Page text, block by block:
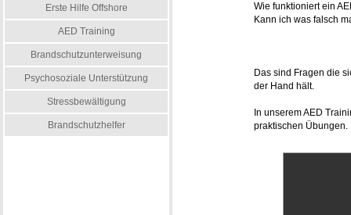
Erste Hilfe Offshore
AED Training
Brandschutzunterweisung
Psychosoziale Unterstützung
Stressbewältigung
Brandschutzhelfer
Wie funktioniert ein
Kann ich was falsch
Das sind Fragen die
der Hand hält.
In unserem AED
praktischen Übungen.